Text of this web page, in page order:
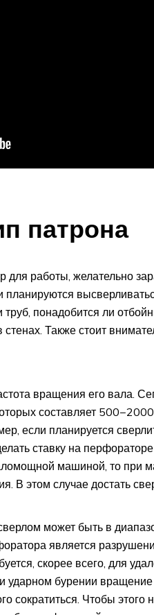
патрона
работы, желательно
понадобится ли
Также стоит
вращения его вала.
составляет
если планируется
ставку на
машиной, то при
В этом случае достать
может быть в
является
скорее всего, для
ударном бурении
сократиться. Чтобы этого